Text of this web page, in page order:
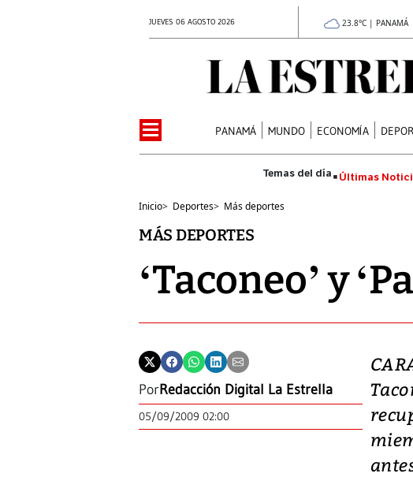
JUEVES 06 AGOSTO 2026 23.8°C | PANAMÁ
PANAMÁ MUNDO ECONOMÍA
Últimas
Inicio> Deportes> Más deportes
MÁS DEPORTES
‘Taconeo’ y
PorRedacción Digital La Estrella
05/09/2009 02:00